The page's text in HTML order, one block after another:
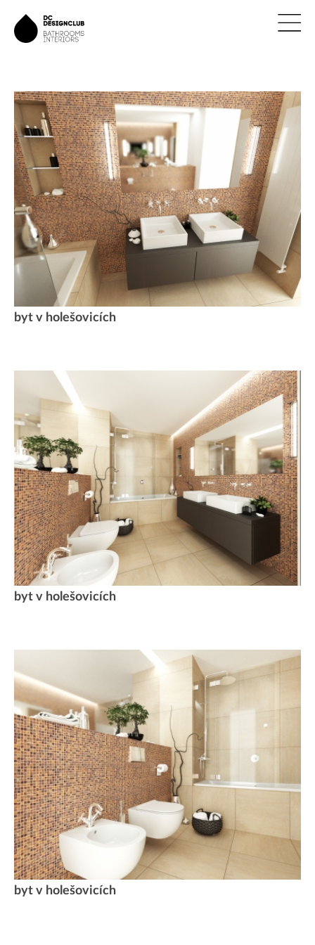
byt v holešovicích
byt v holešovicích
byt v holešovicích
ÚVOD
ZNAČKY
NOVINKY
NÁVRHY
REALIZACE
KONTAKTY